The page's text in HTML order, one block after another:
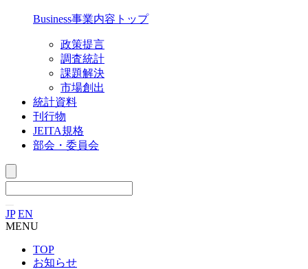
Business事業内容トップ
政策提言
調査統計
課題解決
市場創出
統計資料
刊行物
JEITA規格
部会・委員会
JP EN
MENU
TOP
お知らせ